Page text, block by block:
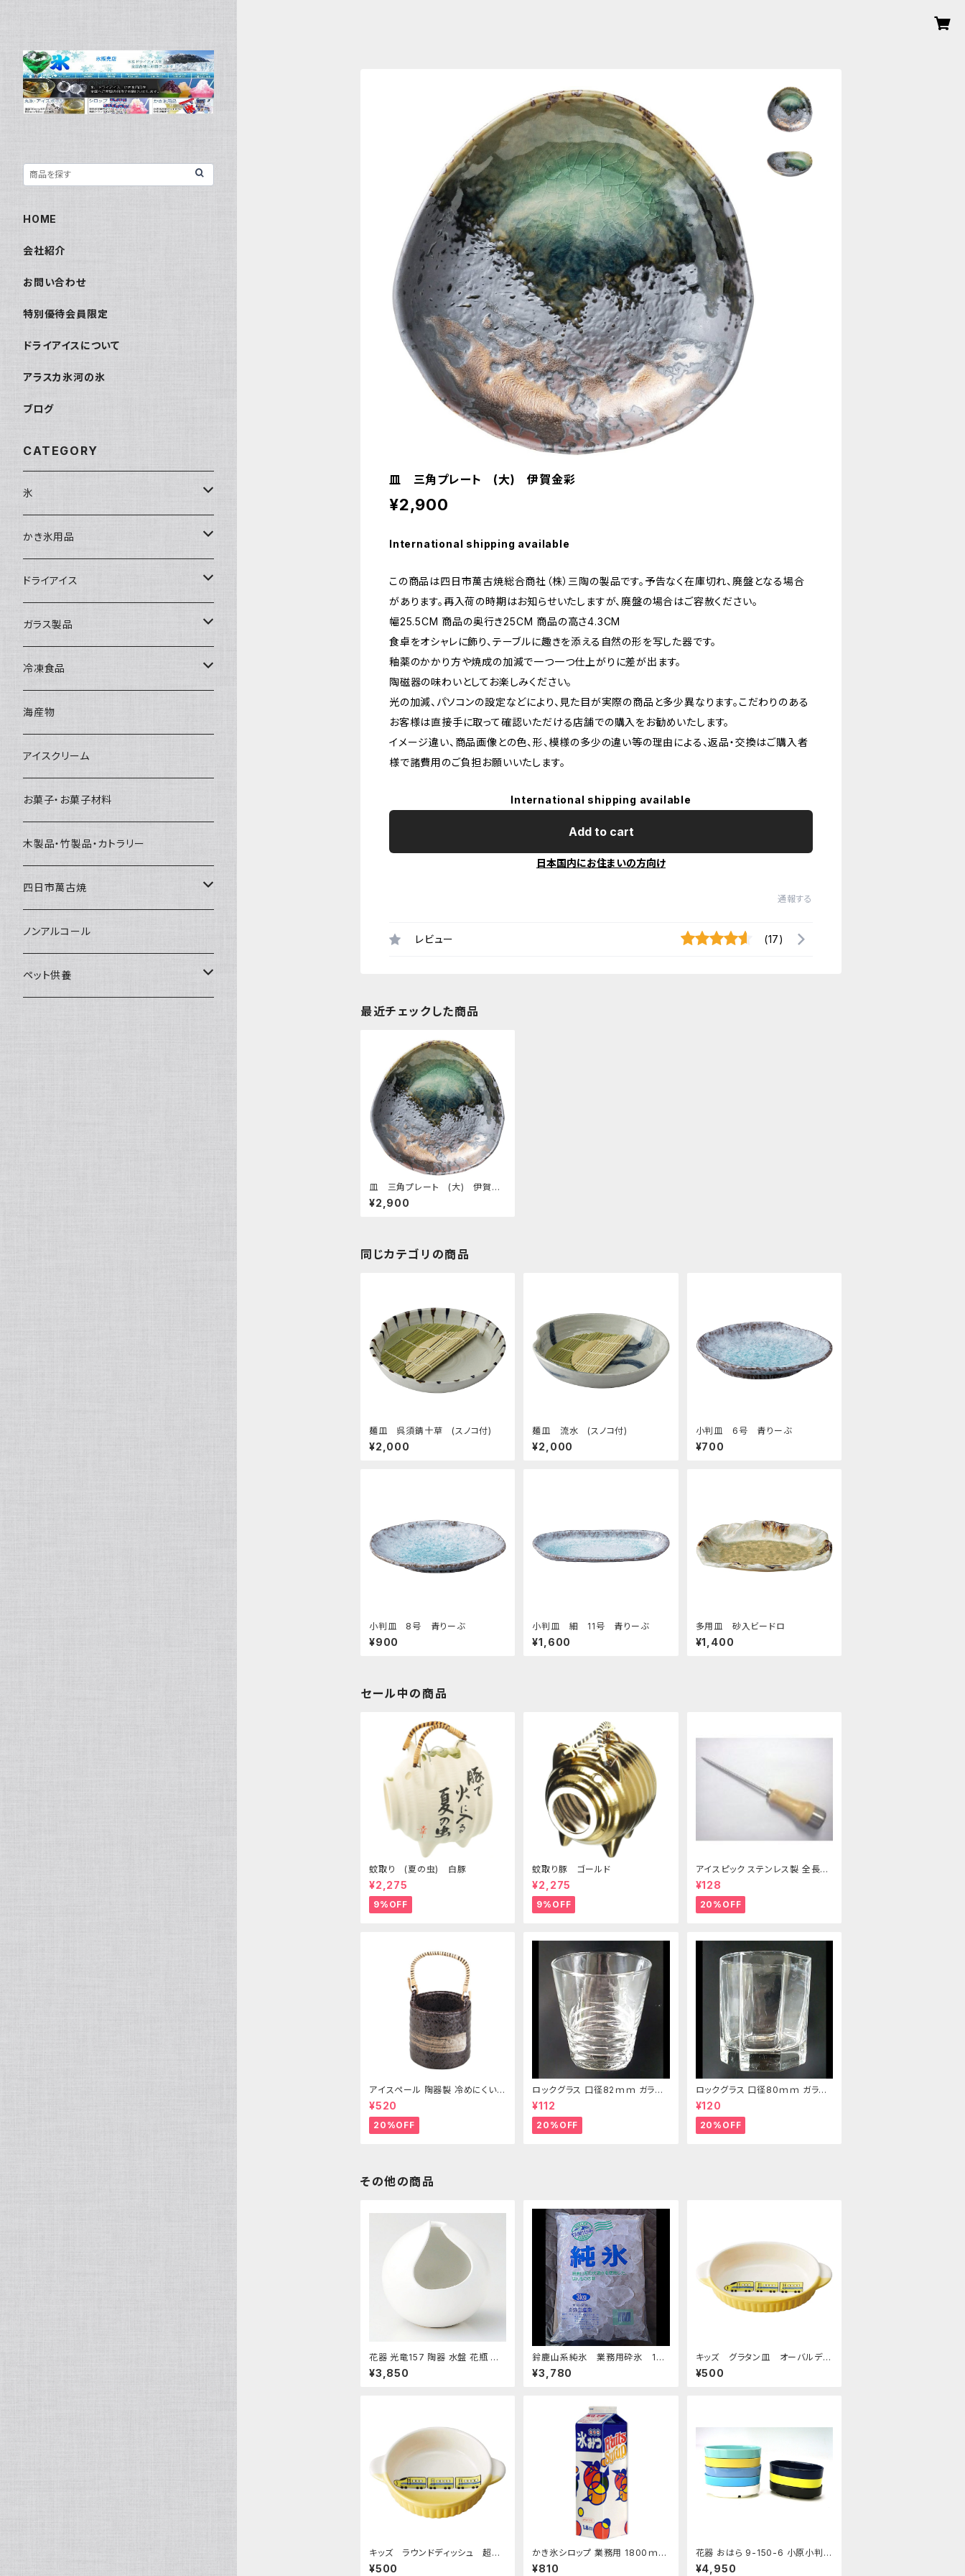
皿 三角プレート (大) 伊賀金彩
¥2,900
International shipping available
この商品は四日市萬古焼総合商社（株）三陶の製品です。予告なく在庫切れ、廃盤となる場合
があります。再入荷の時期はお知らせいたしますが、廃盤の場合はご容赦ください。
幅25.5CM 商品の奥行き25CM 商品の高さ4.3CM
食卓をオシャレに飾り、テーブルに趣きを添える自然の形を写した器です。
釉薬のかかり方や焼成の加減で一つ一つ仕上がりに差が出ます。
陶磁器の味わいとしてお楽しみください。
光の加減、パソコンの設定などにより、見た目が実際の商品と多少異なります。こだわりのある
お客様は直接手に取って確認いただける店舗での購入をお勧めいたします。
イメージ違い、商品画像との色、形、模様の多少の違い等の理由による、返品・交換はご購入者
様で諸費用のご負担お願いいたします。
International shipping available
Add to cart
日本国内にお住まいの方向け
通報する
レビュー (17)
最近チェックした商品
皿 三角プレート (大) 伊賀金
彩
¥2,900
同じカテゴリの商品
麺皿 呉須錆十草 (スノコ付)
¥2,000
麺皿 流水 (スノコ付)
¥2,000
小判皿 6号 青りーぶ
¥700
小判皿 8号 青りーぶ
¥900
小判皿 細 11号 青りーぶ
¥1,600
多用皿 砂入ビードロ
¥1,400
セール中の商品
蚊取り (夏の虫) 白豚
¥2,275
9%OFF
蚊取り豚 ゴールド
¥2,275
9%OFF
アイスピック ステンレス製 全長21
5ｍｍ
¥128
20%OFF
アイスペール 陶器製 冷めにくい二
重構造 860ml
¥520
20%OFF
ロックグラス 口径82ｍｍ ガラス
製 250cc
¥112
20%OFF
ロックグラス 口径80ｍｍ ガラス
製 220cc
¥120
20%OFF
その他の商品
花器 光竜157 陶器 水盤 花瓶 コ
ンポーネント フラワーベース
¥3,850
鈴鹿山系純氷 業務用砕氷 14.
4kg
¥3,780
キッズ グラタン皿 オーバルディ
ッシュ 超特急イエロー
¥500
キッズ ラウンドディッシュ 超特
急イエロー
¥500
かき氷シロップ 業務用 1800ｍL
ハニー製 1.8Lパック
¥810
花器 おはら 9-150-6 小原小判
ナマコ 花瓶 フラワーベース 水盤
¥4,950
HOME
会社紹介
お問い合わせ
特別優待会員限定
ドライアイスについて
アラスカ氷河の氷
ブログ
CATEGORY
氷
富士天然水の氷
丸氷
直径70mm
直径65mm
角氷
砕氷
氷河の氷
氷アイテム
かき氷用品
かき氷シロップ
無果汁1.8Lパック
無果汁1Lパック
果汁入り600ｍL瓶
無添加瓶シロップ
かき氷機・かき氷器
かき氷カップ
発泡スチロール無地-使い捨て
発泡スチロールプリント柄
かき氷スプーン・スプーンストロー
プラスチック・スプーン
プラスチック・スプーンストロー
コンデンスミルク・練乳・あんこ
かき氷セット
その他かき氷用品
ドライアイス
ドライアイス3ｋｇ
ドライアイス4ｋｇ
ドライアイス5ｋｇ
ドライアイス8ｋｇ
ドライアイス10ｋｇ
ドライアイス15ｋｇ
ドライアイス20ｋｇ
ドライアイス25ｋｇ
ガラス製品
オンザロック・グラス
ビール・グラス
タンブラー
かき氷器
冷凍食品
肉まん・あんまん
パスタ・スパゲッティ
惣菜
海産物
アイスクリーム
お菓子・お菓子材料
木製品・竹製品・カトラリー
四日市萬古焼
土鍋・土釜
一般土鍋
皿・椀・丼・小物
ノンアルコール
ペット供養